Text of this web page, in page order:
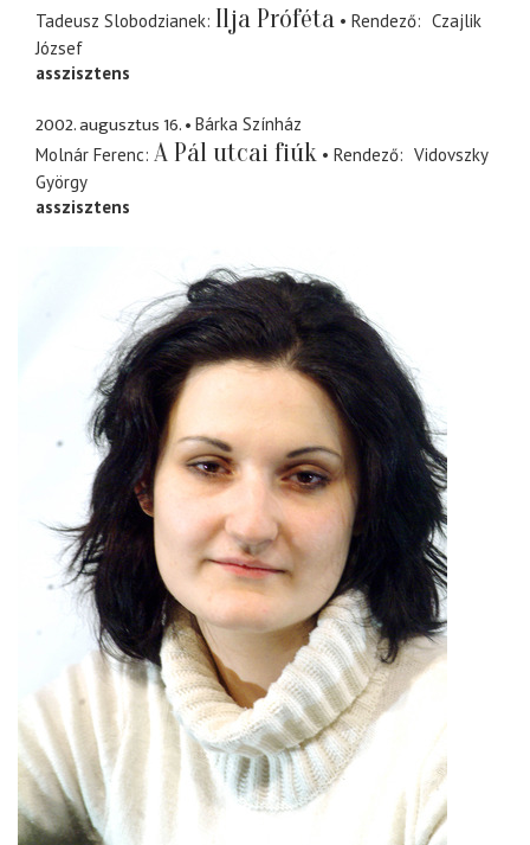
Tadeusz Slobodzianek Ilja Próféta Rendező
Czajlik
József
asszisztens
2002. augusztus 16.
Bárka Színház
Molnár Ferenc A Pál utcai fiúk Rendező
Vidovszky
György
asszisztens